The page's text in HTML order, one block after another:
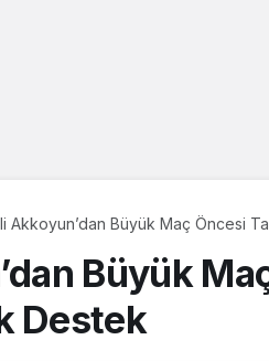
Akkoyun’dan Büyük Maç Öncesi
Büyük
Destek